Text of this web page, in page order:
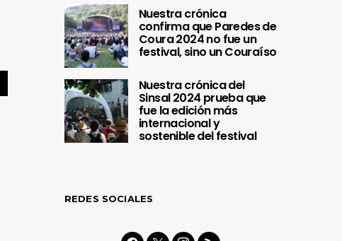
Nuestra crónica
confirma que Paredes de
Coura 2024 no fue un
festival, sino un Couraíso
Nuestra crónica del
Sinsal 2024 prueba que
fue la edición más
internacional y
sostenible del festival
REDES SOCIALES